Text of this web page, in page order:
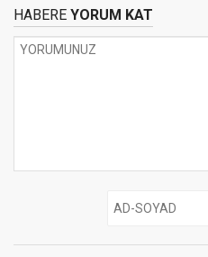
HABERE YORUM KAT